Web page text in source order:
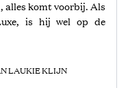
alles komt voorbij. Als
is hij wel op de
LAUKIE KLIJN